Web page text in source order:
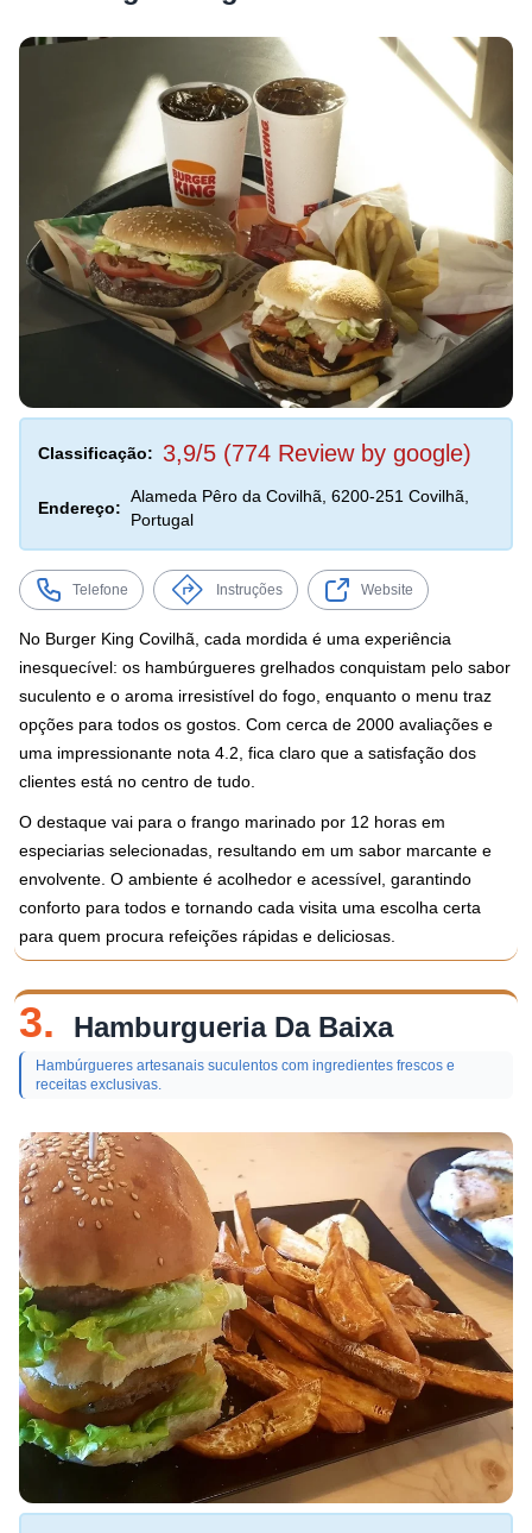
Classificação: 3,9/5 (774 Review by google)
Endereço:
Alameda Pêro da Covilhã, 6200-251 Covilhã,
Portugal
Telefone Instruções Website
No Burger King Covilhã, cada mordida é uma experiência
inesquecível: os hambúrgueres grelhados conquistam pelo sabor
suculento e o aroma irresistível do fogo, enquanto o menu traz
opções para todos os gostos. Com cerca de 2000 avaliações e
uma impressionante nota 4.2, fica claro que a satisfação dos
clientes está no centro de tudo.
O destaque vai para o frango marinado por 12 horas em
especiarias selecionadas, resultando em um sabor marcante e
envolvente. O ambiente é acolhedor e acessível, garantindo
conforto para todos e tornando cada visita uma escolha certa
para quem procura refeições rápidas e deliciosas.
3. Hamburgueria Da Baixa
Hambúrgueres artesanais suculentos com ingredientes frescos e
receitas exclusivas.